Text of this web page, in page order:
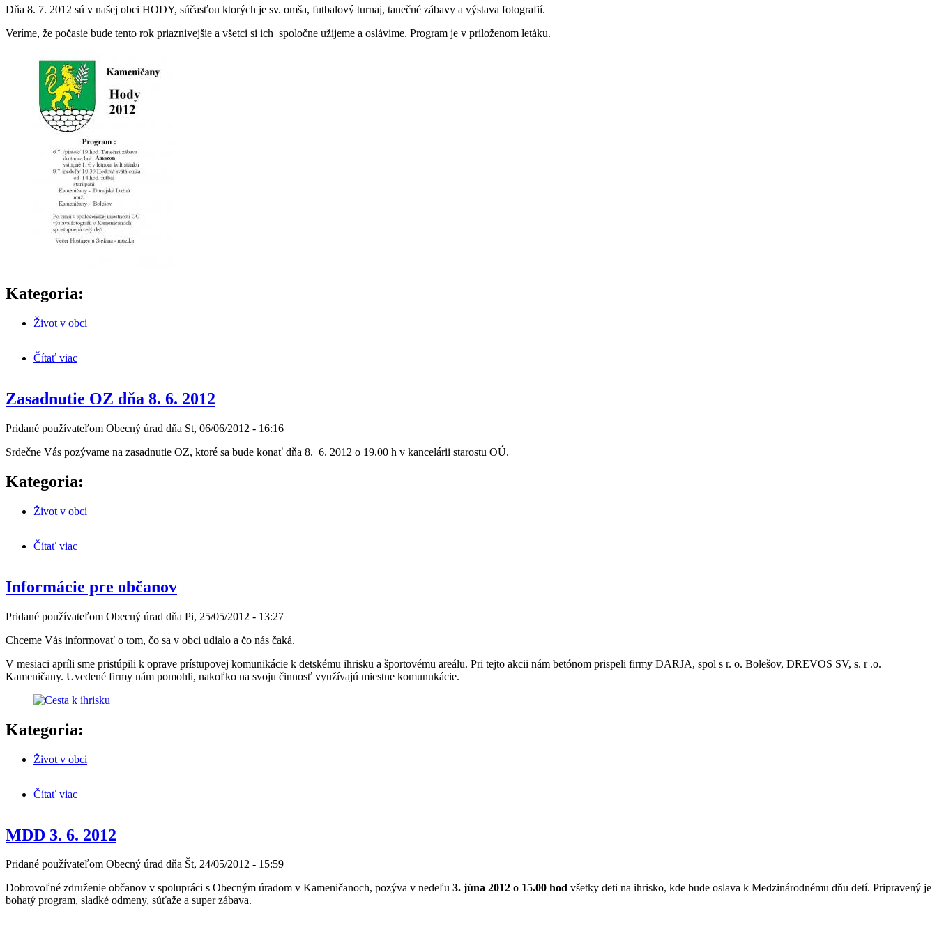
Dňa 8. 7. 2012 sú v našej obci HODY, súčasťou ktorých je sv. omša, futbalový turnaj, tanečné zábavy a výstava fotografií.
Veríme, že počasie bude tento rok priaznivejšie a všetci si ich spoločne užijeme a oslávime. Program je v priloženom letáku.
Kategoria:
Život v obci
Čítať viac
Zasadnutie OZ dňa 8. 6. 2012
Pridané používateľom Obecný úrad dňa St, 06/06/2012 - 16:16
Srdečne Vás pozývame na zasadnutie OZ, ktoré sa bude konať dňa 8. 6. 2012 o 19.00 h v kancelárii starostu OÚ.
Kategoria:
Život v obci
Čítať viac
Informácie pre občanov
Pridané používateľom Obecný úrad dňa Pi, 25/05/2012 - 13:27
Chceme Vás informovať o tom, čo sa v obci udialo a čo nás čaká.
V mesiaci apríli sme pristúpili k oprave prístupovej komunikácie k detskému ihrisku a športovému areálu. Pri tejto akcii nám betónom prispeli firmy DARJA, spol s r. o. Bolešov, DREVOS SV, s. r .o.
Kameničany. Uvedené firmy nám pomohli, nakoľko na svoju činnosť využívajú miestne komunukácie.
Kategoria:
Život v obci
Čítať viac
MDD 3. 6. 2012
Pridané používateľom Obecný úrad dňa Št, 24/05/2012 - 15:59
Dobrovoľné združenie občanov v spolupráci s Obecným úradom v Kameničanoch, pozýva v nedeľu 3. júna 2012 o 15.00 hod všetky deti na ihrisko, kde bude oslava k Medzinárodnému dňu detí. Pripravený je
bohatý program, sladké odmeny, súťaže a super zábava.